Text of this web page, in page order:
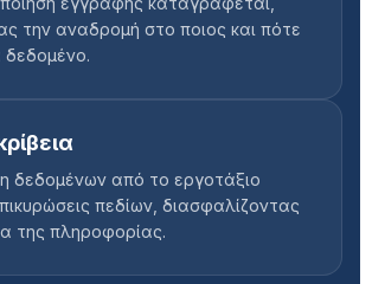
την αναδρομή στο ποιος και πότε
δεδομένων από το εργοτάξιο
πεδίων, διασφαλίζοντας
της πληροφορίας.